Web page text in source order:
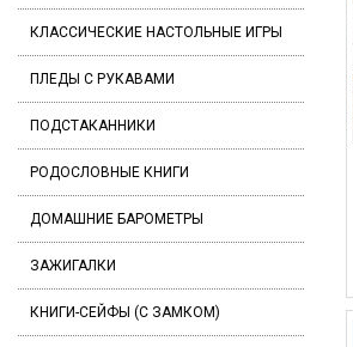
КЛАССИЧЕСКИЕ НАСТОЛЬНЫЕ ИГРЫ
ПЛЕДЫ С РУКАВАМИ
ПОДСТАКАННИКИ
РОДОСЛОВНЫЕ КНИГИ
ДОМАШНИЕ БАРОМЕТРЫ
ЗАЖИГАЛКИ
КНИГИ-СЕЙФЫ (С ЗАМКОМ)